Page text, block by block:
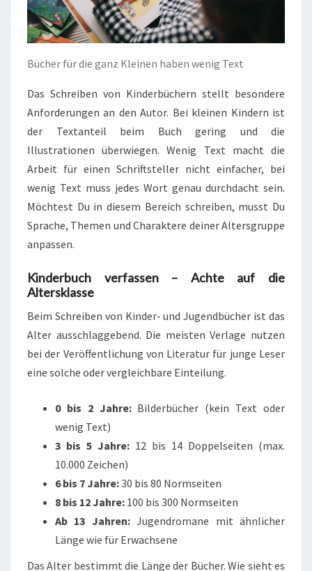
Bücher für die ganz Kleinen haben wenig Text
Das Schreiben von Kinderbüchern stellt besondere
Anforderungen an den Autor. Bei kleinen Kindern ist
der Textanteil beim Buch gering und die
Illustrationen überwiegen. Wenig Text macht die
Arbeit für einen Schriftsteller nicht einfacher, bei
wenig Text muss jedes Wort genau durchdacht sein.
Möchtest Du in diesem Bereich schreiben, musst Du
Sprache, Themen und Charaktere deiner Altersgruppe
anpassen.
Kinderbuch verfassen – Achte auf die
Altersklasse
Beim Schreiben von Kinder- und Jugendbücher ist das
Alter ausschlaggebend. Die meisten Verlage nutzen
bei der Veröffentlichung von Literatur für junge Leser
eine solche oder vergleichbare Einteilung.
0 bis 2 Jahre: Bilderbücher (kein Text oder
wenig Text)
3 bis 5 Jahre: 12 bis 14 Doppelseiten (max.
10.000 Zeichen)
6 bis 7 Jahre:30 bis 80 Normseiten
8 bis 12 Jahre: 100 bis 300 Normseiten
Ab 13 Jahren:Jugendromane mit ähnlicher
Länge wie für Erwachsene
Das Alter bestimmt die Länge der Bücher. Wie sieht es